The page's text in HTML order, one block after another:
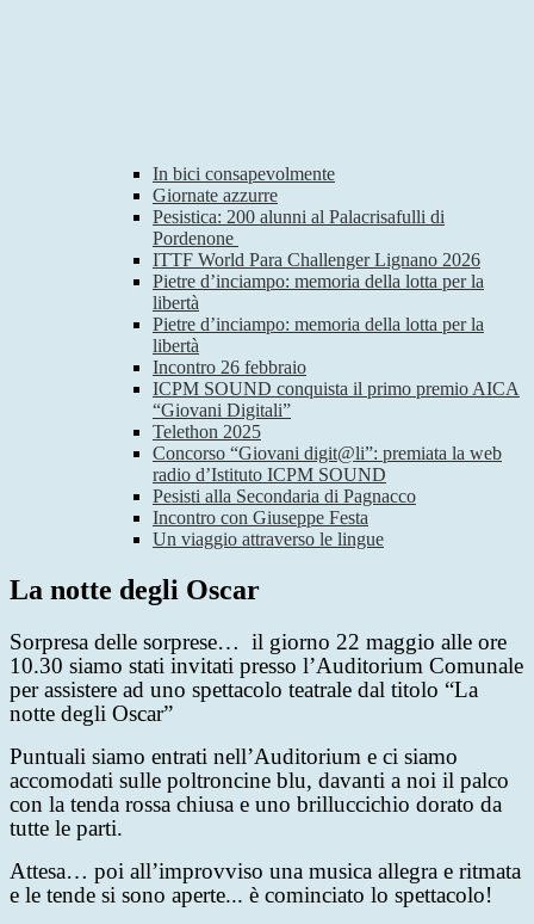
In bici consapevolmente
Giornate azzurre
Pesistica: 200 alunni al Palacrisafulli di
Pordenone
ITTF World Para Challenger Lignano 2026
Pietre d’inciampo: memoria della lotta per la
libertà
Pietre d’inciampo: memoria della lotta per la
libertà
Incontro 26 febbraio
ICPM SOUND conquista il primo premio AICA
“Giovani Digitali”
Telethon 2025
Concorso “Giovani digit@li”: premiata la web
radio d’Istituto ICPM SOUND
Pesisti alla Secondaria di Pagnacco
Incontro con Giuseppe Festa
Un viaggio attraverso le lingue
La notte degli Oscar
Sorpresa delle sorprese… il giorno 22 maggio alle ore
10.30 siamo stati invitati presso l’Auditorium Comunale
per assistere ad uno spettacolo teatrale dal titolo “La
notte degli Oscar”
Puntuali siamo entrati nell’Auditorium e ci siamo
accomodati sulle poltroncine blu, davanti a noi il palco
con la tenda rossa chiusa e uno brilluccichio dorato da
tutte le parti.
Attesa… poi all’improvviso una musica allegra e ritmata
e le tende si sono aperte... è cominciato lo spettacolo!